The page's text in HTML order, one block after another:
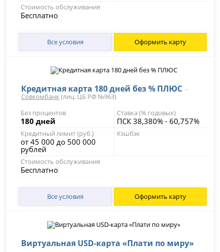
Стоимость обслуживания
Бесплатно
Все условия Оформить карту
Кредитная карта 180 дней без % ПЛЮС -
Совкомбанк (лиц. ЦБ РФ №963)
Без процентов
180 дней
Ставка (% годовых)
ПСК 38,380% - 60,757%
Кредитный лимит (руб.)
от 45 000 до 500 000
рублей
Кэшбэк
Стоимость обслуживания
Бесплатно
Все условия Оформить карту
Виртуальная USD-карта «Плати по миру»